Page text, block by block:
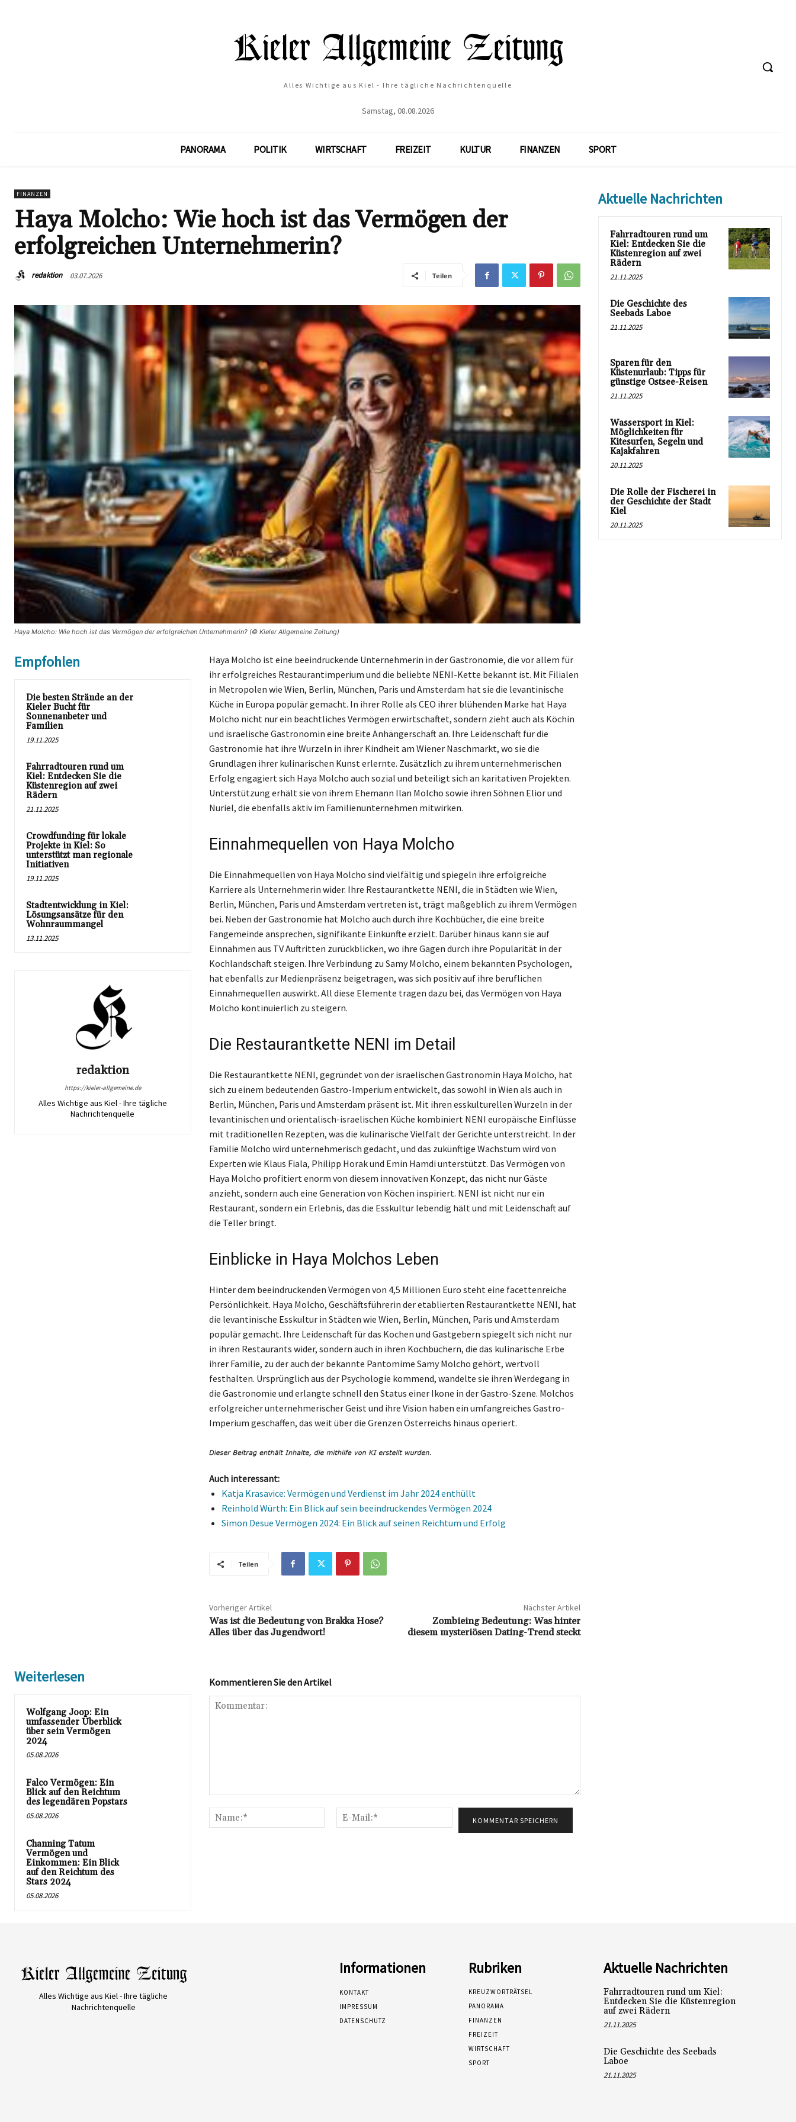
Alles Wichtige aus Kiel - Ihre tägliche Nachrichtenquelle
Samstag, 08.08.2026
PANORAMA POLITIK WIRTSCHAFT FREIZEIT KULTUR FINANZEN SPORT
FINANZEN
Haya Molcho: Wie hoch ist das Vermögen der
erfolgreichen Unternehmerin?
redaktion 03.07.2026 Teilen
Haya Molcho: Wie hoch ist das Vermögen der erfolgreichen Unternehmerin? (© Kieler Allgemeine Zeitung)
Empfohlen
Die besten Strände an der
Kieler Bucht für
Sonnenanbeter und
Familien
19.11.2025
Fahrradtouren rund um
Kiel: Entdecken Sie die
Küstenregion auf zwei
Rädern
21.11.2025
Crowdfunding für lokale
Projekte in Kiel: So
unterstützt man regionale
Initiativen
19.11.2025
Stadtentwicklung in Kiel:
Lösungsansätze für den
Wohnraummangel
13.11.2025
redaktion
https://kieler-allgemeine.de
Alles Wichtige aus Kiel - Ihre tägliche
Nachrichtenquelle
Haya Molcho ist eine beeindruckende Unternehmerin in der Gastronomie, die vor allem für
ihr erfolgreiches Restaurantimperium und die beliebte NENI-Kette bekannt ist. Mit Filialen
in Metropolen wie Wien, Berlin, München, Paris und Amsterdam hat sie die levantinische
Küche in Europa populär gemacht. In ihrer Rolle als CEO ihrer blühenden Marke hat Haya
Molcho nicht nur ein beachtliches Vermögen erwirtschaftet, sondern zieht auch als Köchin
und israelische Gastronomin eine breite Anhängerschaft an. Ihre Leidenschaft für die
Gastronomie hat ihre Wurzeln in ihrer Kindheit am Wiener Naschmarkt, wo sie die
Grundlagen ihrer kulinarischen Kunst erlernte. Zusätzlich zu ihrem unternehmerischen
Erfolg engagiert sich Haya Molcho auch sozial und beteiligt sich an karitativen Projekten.
Unterstützung erhält sie von ihrem Ehemann Ilan Molcho sowie ihren Söhnen Elior und
Nuriel, die ebenfalls aktiv im Familienunternehmen mitwirken.
Einnahmequellen von Haya Molcho
Die Einnahmequellen von Haya Molcho sind vielfältig und spiegeln ihre erfolgreiche
Karriere als Unternehmerin wider. Ihre Restaurantkette NENI, die in Städten wie Wien,
Berlin, München, Paris und Amsterdam vertreten ist, trägt maßgeblich zu ihrem Vermögen
bei. Neben der Gastronomie hat Molcho auch durch ihre Kochbücher, die eine breite
Fangemeinde ansprechen, signifikante Einkünfte erzielt. Darüber hinaus kann sie auf
Einnahmen aus TV Auftritten zurückblicken, wo ihre Gagen durch ihre Popularität in der
Kochlandschaft steigen. Ihre Verbindung zu Samy Molcho, einem bekannten Psychologen,
hat ebenfalls zur Medienpräsenz beigetragen, was sich positiv auf ihre beruflichen
Einnahmequellen auswirkt. All diese Elemente tragen dazu bei, das Vermögen von Haya
Molcho kontinuierlich zu steigern.
Die Restaurantkette NENI im Detail
Die Restaurantkette NENI, gegründet von der israelischen Gastronomin Haya Molcho, hat
sich zu einem bedeutenden Gastro-Imperium entwickelt, das sowohl in Wien als auch in
Berlin, München, Paris und Amsterdam präsent ist. Mit ihren esskulturellen Wurzeln in der
levantinischen und orientalisch-israelischen Küche kombiniert NENI europäische Einflüsse
mit traditionellen Rezepten, was die kulinarische Vielfalt der Gerichte unterstreicht. In der
Familie Molcho wird unternehmerisch gedacht, und das zukünftige Wachstum wird von
Experten wie Klaus Fiala, Philipp Horak und Emin Hamdi unterstützt. Das Vermögen von
Haya Molcho profitiert enorm von diesem innovativen Konzept, das nicht nur Gäste
anzieht, sondern auch eine Generation von Köchen inspiriert. NENI ist nicht nur ein
Restaurant, sondern ein Erlebnis, das die Esskultur lebendig hält und mit Leidenschaft auf
die Teller bringt.
Einblicke in Haya Molchos Leben
Hinter dem beeindruckenden Vermögen von 4,5 Millionen Euro steht eine facettenreiche
Persönlichkeit. Haya Molcho, Geschäftsführerin der etablierten Restaurantkette NENI, hat
die levantinische Esskultur in Städten wie Wien, Berlin, München, Paris und Amsterdam
populär gemacht. Ihre Leidenschaft für das Kochen und Gastgebern spiegelt sich nicht nur
in ihren Restaurants wider, sondern auch in ihren Kochbüchern, die das kulinarische Erbe
ihrer Familie, zu der auch der bekannte Pantomime Samy Molcho gehört, wertvoll
festhalten. Ursprünglich aus der Psychologie kommend, wandelte sie ihren Werdegang in
die Gastronomie und erlangte schnell den Status einer Ikone in der Gastro-Szene. Molchos
erfolgreicher unternehmerischer Geist und ihre Vision haben ein umfangreiches Gastro-
Imperium geschaffen, das weit über die Grenzen Österreichs hinaus operiert.
Auch interessant:
Katja Krasavice: Vermögen und Verdienst im Jahr 2024 enthüllt
Reinhold Würth: Ein Blick auf sein beeindruckendes Vermögen 2024
Simon Desue Vermögen 2024: Ein Blick auf seinen Reichtum und Erfolg
Teilen
Vorheriger Artikel
Was ist die Bedeutung von Brakka Hose?
Alles über das Jugendwort!
Nächster Artikel
Zombieing Bedeutung: Was hinter
diesem mysteriösen Dating-Trend steckt
Weiterlesen
Wolfgang Joop: Ein
umfassender Überblick
über sein Vermögen
2024
05.08.2026
Falco Vermögen: Ein
Blick auf den Reichtum
des legendären Popstars
05.08.2026
Channing Tatum
Vermögen und
Einkommen: Ein Blick
auf den Reichtum des
Stars 2024
05.08.2026
Kommentieren Sie den Artikel
Name:*
Mail:*
Aktuelle Nachrichten
Fahrradtouren rund um
Kiel: Entdecken Sie die
Küstenregion auf zwei
Rädern
21.11.2025
Die Geschichte des
Seebads Laboe
21.11.2025
Sparen für den
Küstenurlaub: Tipps für
günstige Ostsee-Reisen
21.11.2025
Wassersport in Kiel:
Möglichkeiten für
Kitesurfen, Segeln und
Kajakfahren
20.11.2025
Die Rolle der Fischerei in
der Geschichte der Stadt
Kiel
20.11.2025
Alles Wichtige aus Kiel - Ihre tägliche
Nachrichtenquelle
Informationen
KONTAKT
IMPRESSUM
DATENSCHUTZ
Rubriken
KREUZWORTRÄTSEL
PANORAMA
FINANZEN
FREIZEIT
WIRTSCHAFT
SPORT
Aktuelle Nachrichten
Fahrradtouren rund um Kiel:
Entdecken Sie die Küstenregion
auf zwei Rädern
21.11.2025
Die Geschichte des Seebads
Laboe
21.11.2025